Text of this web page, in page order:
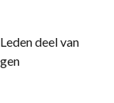
deel van